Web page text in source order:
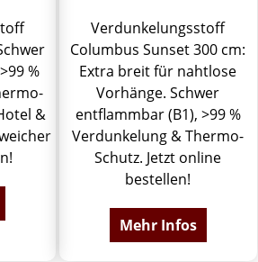
%
&
Verdunkelungsstoff
Columbus Sunset 300 cm:
Extra breit für nahtlose
Vorhänge. Schwer
entflammbar (B1), >99 %
Verdunkelung & Thermo-
Schutz. Jetzt online
bestellen!
Mehr Infos